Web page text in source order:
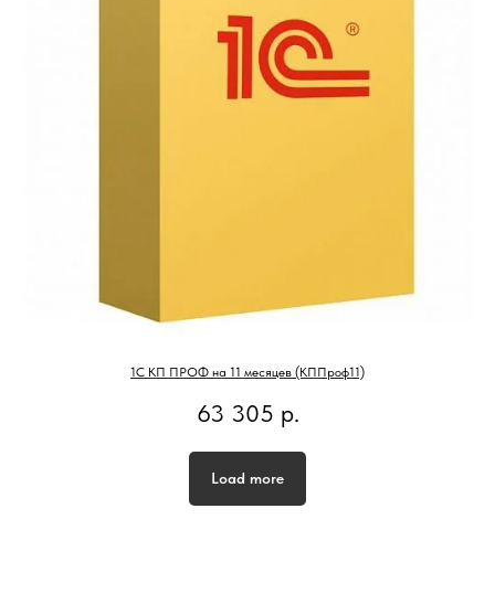
1С КП ПРОФ на 11 месяцев (КППроф11)
63 305 р.
Load more